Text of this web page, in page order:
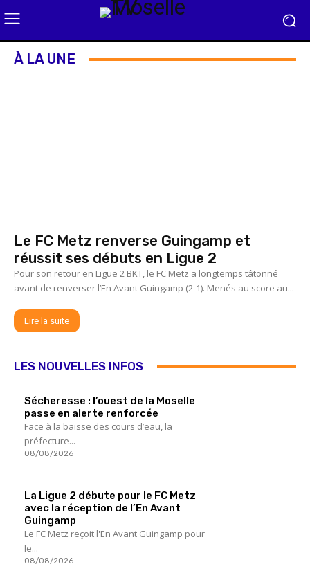
À LA UNE
Le FC Metz renverse Guingamp et
réussit ses débuts en Ligue 2
Pour son retour en Ligue 2 BKT, le FC Metz a longtemps tâtonné
avant de renverser l’En Avant Guingamp (2-1). Menés au score au...
Lire la suite
LES NOUVELLES INFOS
Sécheresse : l’ouest de la Moselle
passe en alerte renforcée
Face à la baisse des cours d’eau, la
préfecture...
08/08/2026
La Ligue 2 débute pour le FC Metz
avec la réception de l’En Avant
Guingamp
Le FC Metz reçoit l'En Avant Guingamp pour
le...
08/08/2026